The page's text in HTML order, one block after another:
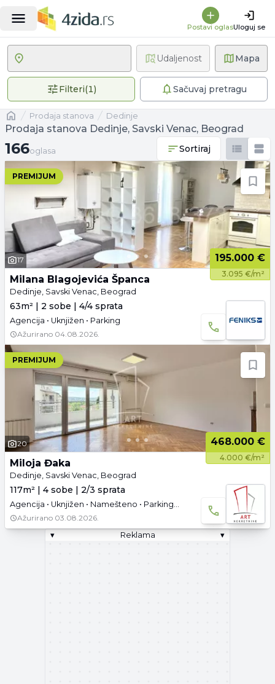
Postavi oglasUloguj se
Mapa
Filteri(1)1 primenjen filterSačuvaj pretragu
Udaljenost
Naslovnaprodaja stanova Dedinje
Prodaja stanova Dedinje, Savski Venac, Beograd
166 oglasa
166oglasa Sortiraj
PREMIJUM
17 195.000 €
3.095 €/m²
Milana Blagojevića Španca
Dedinje, Savski Venac, Beograd
63m² | 2 sobe | 4/4 sprata
Agencija • Uknjižen • Parking
Ažurirano 04.08.2026.
PREMIJUM
20 468.000 €
4.000 €/m²
Miloja Đaka
Dedinje, Savski Venac, Beograd
117m² | 4 sobe | 2/3 sprata
Agencija • Uknjižen • Namešteno • Parking • 3D tura • Video
Ažurirano 03.08.2026.
▾
Reklama ▾